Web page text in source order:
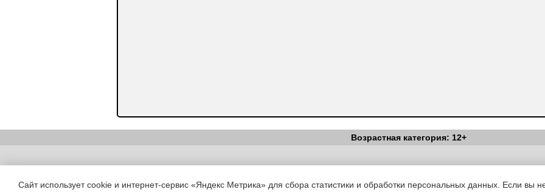
Возрастная категория: 12+
Copyright (c) |Вестник Педагога|Об издании|Условия|Политика
Сайт использует cookie и интернет-сервис «Яндекс Метрика» для сбора статистики и обработки персональных данных. Если вы